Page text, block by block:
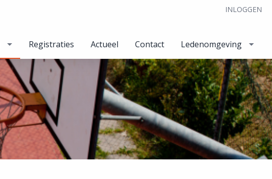
INLOGGEN
Registraties Actueel Contact Ledenomgeving